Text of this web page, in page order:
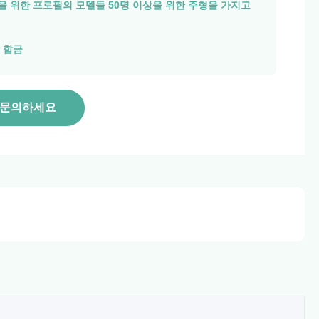
위한 프로필의 모델들 50명 이상을 위한 주형을 가지고
합금
의하세요